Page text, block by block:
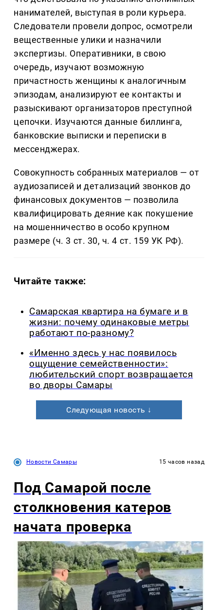
нанимателей, выступая в роли курьера.
Следователи провели допрос, осмотрели
вещественные улики и назначили
экспертизы. Оперативники, в свою
очередь, изучают возможную
причастность женщины к аналогичным
эпизодам, анализируют ее контакты и
разыскивают организаторов преступной
цепочки. Изучаются данные биллинга,
банковские выписки и переписки в
мессенджерах.
Совокупность собранных материалов — от
аудиозаписей и детализаций звонков до
финансовых документов — позволила
квалифицировать деяние как покушение
на мошенничество в особо крупном
размере (ч. 3 ст. 30, ч. 4 ст. 159 УК РФ).
Читайте также:
Самарская квартира на бумаге и в
жизни: почему одинаковые метры
работают по-разному?
«Именно здесь у нас появилось
ощущение семейственности»:
любительский спорт возвращается
во дворы Самары
Следующая новость ↓
Новости Самары 15 часов назад
Под Самарой после
столкновения катеров
начата проверка